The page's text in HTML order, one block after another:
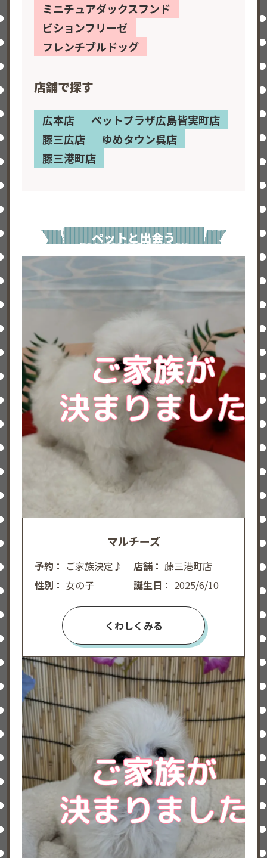
ミニチュアダックスフンド
ビションフリーゼ
フレンチブルドッグ
店舗で探す
広本店
ペットプラザ広島皆実町店
藤三広店
ゆめタウン呉店
藤三港町店
ペットと出会う
マルチーズ
予約： ご家族決定♪ 店舗： 藤三港町店
性別： 女の子 誕生日： 2025/6/10
くわしくみる